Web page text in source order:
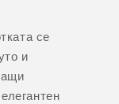
се
и